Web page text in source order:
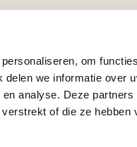
om
we informatie over
analyse. Deze partners
of die ze hebben
Preventie & detectie
Alle onderdelen